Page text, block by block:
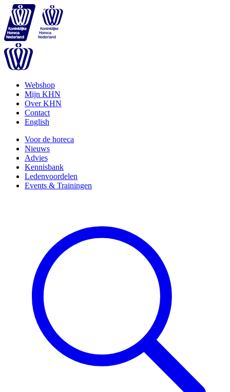
Webshop
Mijn KHN
Over KHN
Contact
English
Voor de horeca
Nieuws
Advies
Kennisbank
Ledenvoordelen
Events & Trainingen